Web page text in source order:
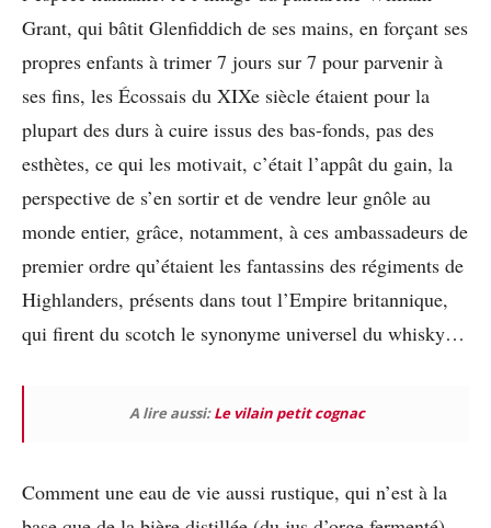
Grant, qui bâtit Glenfiddich de ses mains, en forçant ses
propres enfants à trimer 7 jours sur 7 pour parvenir à
ses fins, les Écossais du XIXe siècle étaient pour la
plupart des durs à cuire issus des bas-fonds, pas des
esthètes, ce qui les motivait, c’était l’appât du gain, la
perspective de s’en sortir et de vendre leur gnôle au
monde entier, grâce, notamment, à ces ambassadeurs de
premier ordre qu’étaient les fantassins des régiments de
Highlanders, présents dans tout l’Empire britannique,
qui firent du scotch le synonyme universel du whisky…
A lire aussi:Le vilain petit cognac
Comment une eau de vie aussi rustique, qui n’est à la